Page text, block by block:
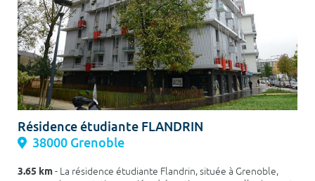
Résidence étudiante FLANDRIN
38000 Grenoble
3.65 km- La résidence étudiante Flandrin, située à Grenoble,